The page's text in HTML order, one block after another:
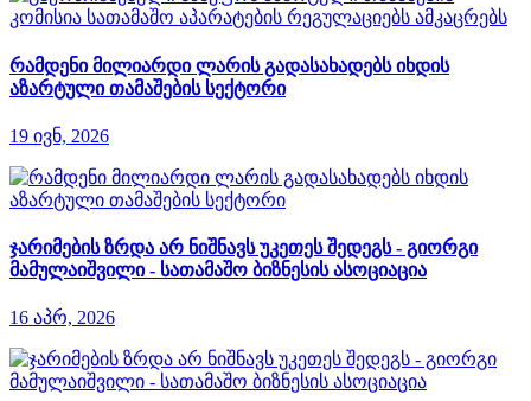
რამდენი მილიარდი ლარის გადასახადებს იხდის
აზარტული თამაშების სექტორი
19 ივნ, 2026
ჯარიმების ზრდა არ ნიშნავს უკეთეს შედეგს - გიორგი
მამულაიშვილი - სათამაშო ბიზნესის ასოციაცია
16 აპრ, 2026